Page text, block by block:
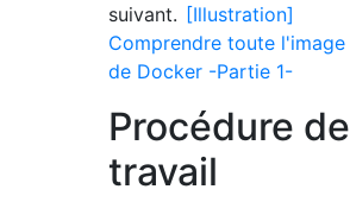
suivant. [Illustration]
Comprendre toute l'image
de Docker -Partie 1-
Procédure de
travail